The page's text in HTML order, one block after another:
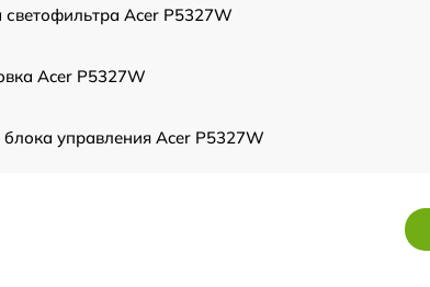
Acer P5327W
Acer P5327W
блока управления Acer P5327W